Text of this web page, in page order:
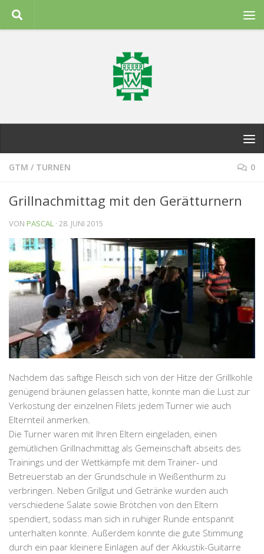
Zum Inhalt springen
GTM / TURNEN 0
Grillnachmittag mit den Gerätturnern
VON PASCAL · 28. JUNI 2015
Nachdem das saftige Fleisch sich von der Hitze der Grillkohle
genügend bräunen gelassen hatte, konnte man die Lust zur
Verkostung der einzelnen Filets jedem Turner wie auch
Elternteil anmerken.
Die Turner waren mit Ihren Eltern eingeladen, einen
gemütlichen Grillnachmittag als Gemeinschaft abseits des
Trainings und der Wettkämpfe mit dem Trainer- und
Betreuerstab an der Grundschule in Weißenthurm zu
verbringen. Neben Grillgut und Getränke wurden auch
verschiedene Salate sowie Brötchen von den Eltern
spendiert, sodass man sich in ruhiger Runde entspannt
unterhalten konnte. Außerdem konnte die gute Stimmung
durch ein paar kleinere Einlagen auf der Akkustik-Guitarre